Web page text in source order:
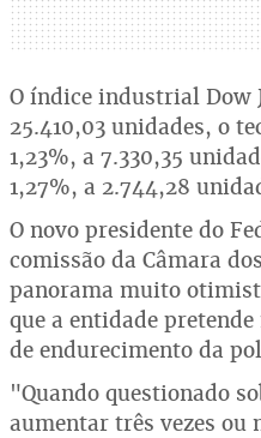
O índice industrial Dow
25.410,03 unidades, o
1,23%, a 7.330,35
1,27%, a 2.744,28
O novo presidente do
comissão da Câmara
panorama muito
que a entidade
de endurecimento da
"Quando questionado
aumentar três vezes ou